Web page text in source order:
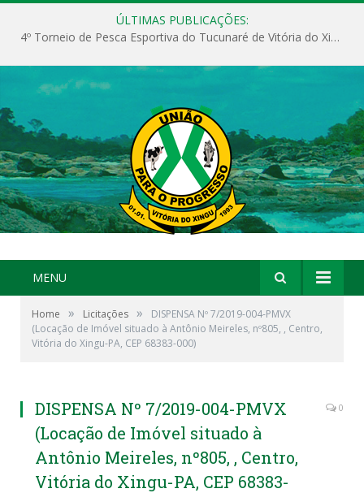
ÚLTIMAS PUBLICAÇÕES:
4º Torneio de Pesca Esportiva do Tucunaré de Vitória do Xingu
MENU
Home » Licitações »
DISPENSA Nº 7/2019-004-PMVX
(Locação de Imóvel situado à Antônio Meireles, nº805, , Centro,
Vitória do Xingu-PA, CEP 68383-000)
DISPENSA Nº 7/2019-004-PMVX
(Locação de Imóvel situado à
Antônio Meireles, nº805, , Centro,
Vitória do Xingu-PA, CEP 68383-
0